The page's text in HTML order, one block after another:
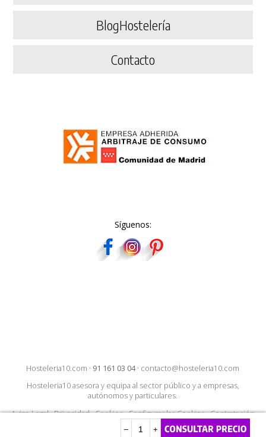
– +
BlogHostelería
Contacto
Síguenos:
Hosteleria10.com · 91 161 03 04· contacto@hosteleria10.com
Hosteleria10 asesora y equipa al sector público y a empresas,
autónomos y particulares.
Aviso Legal·Privacidad·Cookies·Configurar las Cookies·Contratación